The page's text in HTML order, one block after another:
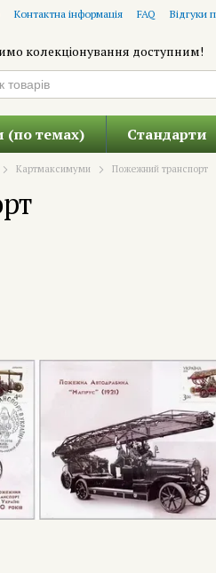
Контактна інформація FAQ Відгуки
колекціонування доступним!
(по темах) Стандарти
Картмаксимуми Пожежний транспорт